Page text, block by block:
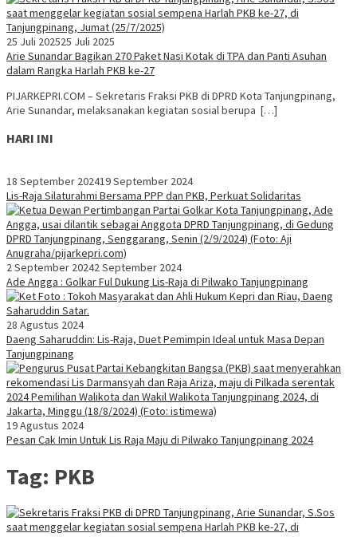
25 Juli 202525 Juli 2025
Arie Sunandar Bagikan 270 Paket Nasi Kotak di TPA dan Panti Asuhan
dalam Rangka Harlah PKB ke-27
PIJARKEPRI.COM – Sekretaris Fraksi PKB di DPRD Kota Tanjungpinang,
Arie Sunandar, melaksanakan kegiatan sosial berupa […]
HARI INI
18 September 202419 September 2024
Lis-Raja Silaturahmi Bersama PPP dan PKB, Perkuat Solidaritas
2 September 20242 September 2024
Ade Angga : Golkar Ful Dukung Lis-Raja di Pilwako Tanjungpinang
28 Agustus 2024
Daeng Saharuddin: Lis-Raja, Duet Pemimpin Ideal untuk Masa Depan
Tanjungpinang
19 Agustus 2024
Pesan Cak Imin Untuk Lis Raja Maju di Pilwako Tanjungpinang 2024
Tag: PKB